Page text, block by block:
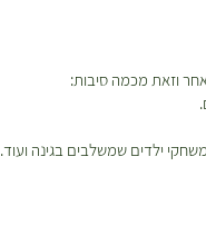
וזאת מכמה סיבות:
ילדים שמשלבים בגינה ועוד.